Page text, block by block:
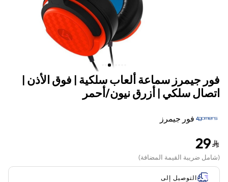
فور جيمرز سماعة ألعاب سلكية | فوق الأذن |
اتصال سلكي | أزرق نيون/أحمر
فور جيمرز
29
(شامل ضريبة القيمة المضافة)
التوصيل إلى